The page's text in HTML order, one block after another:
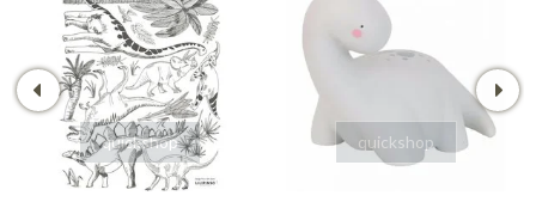
quickshop quickshop